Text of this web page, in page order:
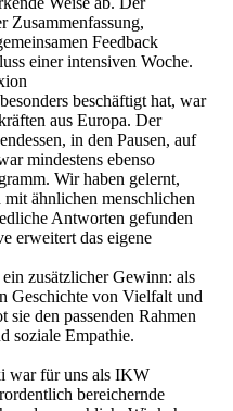
Zusammenfassung,
Feedback
einer intensiven Woche.
beschäftigt hat, war
aus Europa. Der
in den Pausen, auf
mindestens ebenso
Wir haben gelernt,
ähnlichen menschlichen
Antworten gefunden
erweitert das eigene
zusätzlicher Gewinn: als
Geschichte von Vielfalt und
sie den passenden Rahmen
soziale Empathie.
war für uns als IKW
bereichernde